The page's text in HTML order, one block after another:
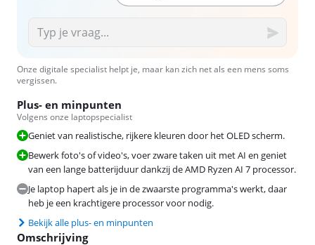
Onze digitale specialist helpt je, maar kan zich net als een mens soms
vergissen.
Plus- en minpunten
Volgens onze laptopspecialist
Geniet van realistische, rijkere kleuren door het OLED scherm.
Bewerk foto's of video's, voer zware taken uit met AI en geniet
van een lange batterijduur dankzij de AMD Ryzen AI 7 processor.
Je laptop hapert als je in de zwaarste programma's werkt, daar
heb je een krachtigere processor voor nodig.
Bekijk alle plus- en minpunten
Omschrijving